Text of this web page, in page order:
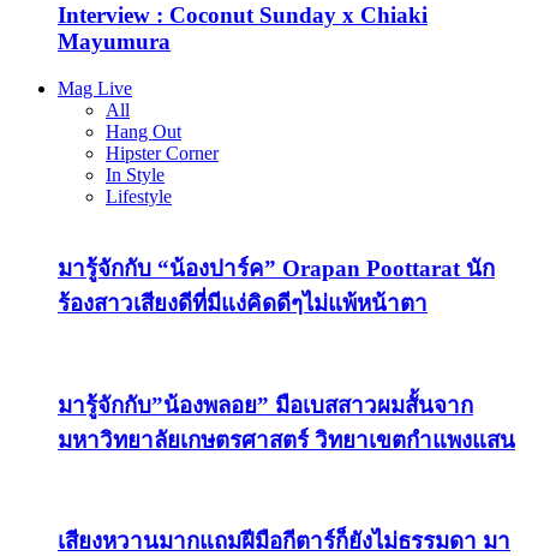
Interview : Coconut Sunday x Chiaki
Mayumura
Mag Live
All
Hang Out
Hipster Corner
In Style
Lifestyle
มารู้จักกับ “น้องปาร์ค” Orapan Poottarat นัก
ร้องสาวเสียงดีที่มีแง่คิดดีๆไม่แพ้หน้าตา
มารู้จักกับ”น้องพลอย” มือเบสสาวผมสั้นจาก
มหาวิทยาลัยเกษตรศาสตร์ วิทยาเขตกำแพงแสน
เสียงหวานมากแถมฝีมือกีตาร์ก็ยังไม่ธรรมดา มา